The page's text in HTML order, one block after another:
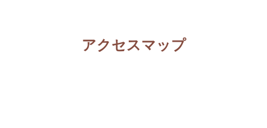
アクセスマップ